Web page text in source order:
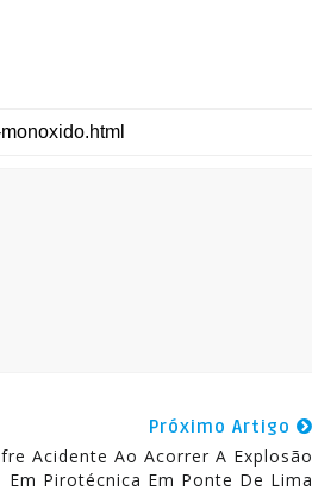
Próximo Artigo
Acidente Ao Acorrer A Explosão
Em Pirotécnica Em Ponte De Lima